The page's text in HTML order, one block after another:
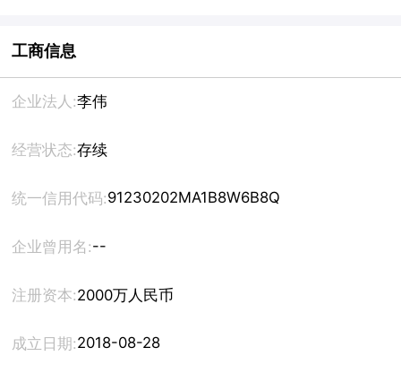
工商信息
企业法人:李伟
经营状态:存续
统一信用代码:91230202MA1B8W6B8Q
企业曾用名:--
注册资本:2000万人民币
成立日期:2018-08-28